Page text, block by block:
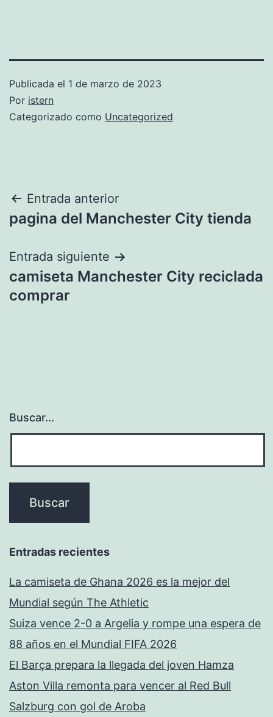
Publicada el 1 de marzo de 2023
Por istern
Categorizado como Uncategorized
Navegación
de
entradas
Entrada anterior
pagina del Manchester City tienda
Entrada siguiente
camiseta Manchester City reciclada
comprar
Buscar...
Entradas recientes
La camiseta de Ghana 2026 es la mejor del
Mundial según The Athletic
Suiza vence 2-0 a Argelia y rompe una espera de
88 años en el Mundial FIFA 2026
El Barça prepara la llegada del joven Hamza
Aston Villa remonta para vencer al Red Bull
Salzburg con gol de Aroba